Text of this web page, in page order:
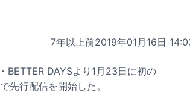
7年以上前2019年01月16日
DAYSより1月23日に初の
先行配信を開始した。